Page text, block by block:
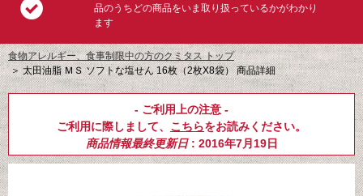
品のうちどの商品をいま取り扱っているかがわかり
ます
食物アレルギー、食事制限中の方のクミタス トップ
＞太田油脂 ＭＳ ソフトな塩せん 16枚（2枚X8袋） 商品詳細
- ご利用上の注意 -
ご利用に際しまして、 こちらをお読みください。
商品情報最終更新日: 2016年7月19日